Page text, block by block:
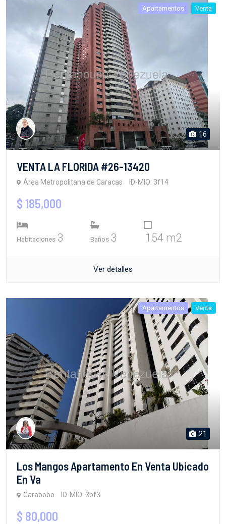
Apartamentos Venta
16
VENTA LA FLORIDA #26-13420
Área Metropolitana de Caracas ID-MIO: 3f14
$ 185,000
Habitaciones 3 Baños 3 154 m2
Ver detalles
Apartamentos Venta
21
Los Mangos Apartamento En Venta Ubicado
En Va
Carabobo ID-MIO: 3bf3
$ 80,000